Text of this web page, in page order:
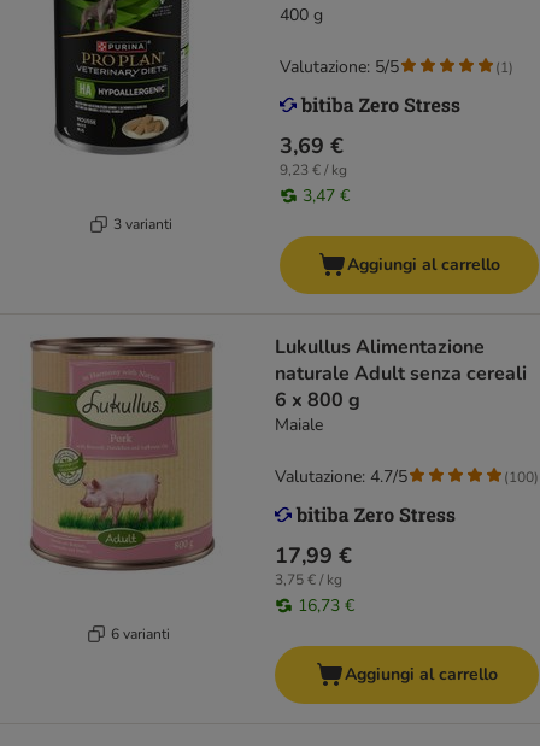
3 varianti
400 g
3,69 €
9,23 € / kg
3,47 €
Valutazione: 5/5 (1)
Aggiungi al carrello
6 varianti
Lukullus Alimentazione
naturale Adult senza cereali
6 x 800 g
Maiale
17,99 €
3,75 € / kg
16,73 €
Valutazione: 4.7/5 (100)
Aggiungi al carrello